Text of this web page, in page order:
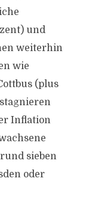
und
weiterhin
wie
(plus
Inflation
sieben
oder